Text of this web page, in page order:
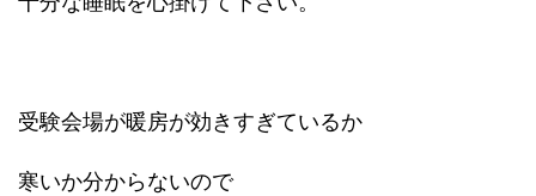
受験会場が暖房が効きすぎているか
寒いか分からないので